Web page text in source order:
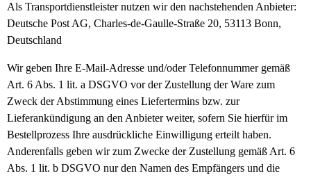
Als Transportdienstleister nutzen wir den nachstehenden Anbieter:
Deutsche Post AG, Charles-de-Gaulle-Straße 20, 53113 Bonn,
Deutschland
Wir geben Ihre E-Mail-Adresse und/oder Telefonnummer gemäß
Art. 6 Abs. 1 lit. a DSGVO vor der Zustellung der Ware zum
Zweck der Abstimmung eines Liefertermins bzw. zur
Lieferankündigung an den Anbieter weiter, sofern Sie hierfür im
Bestellprozess Ihre ausdrückliche Einwilligung erteilt haben.
Anderenfalls geben wir zum Zwecke der Zustellung gemäß Art. 6
Abs. 1 lit. b DSGVO nur den Namen des Empfängers und die